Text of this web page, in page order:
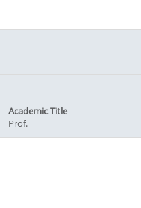
Academic Title
Prof.